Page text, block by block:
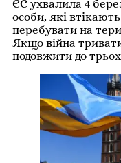
ЄС ухвалила 4
особи, які
перебувати на
Якщо війна
подовжити до трьох